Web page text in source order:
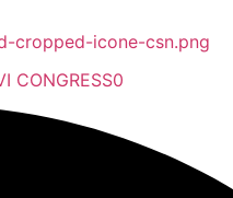
CONGRESS0